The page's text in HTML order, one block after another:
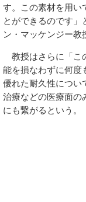
す。この素材を用い
とができるのです」
ン・マッケンジー教
教授はさらに「こ
能を損なわずに何度
優れた耐久性につい
治療などの医療面の
にも繋がるという。